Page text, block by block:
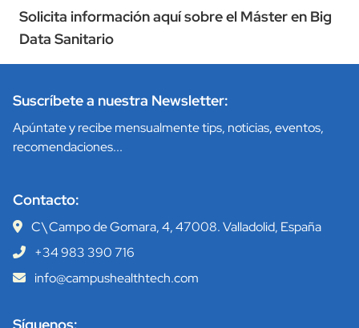
Solicita información aquí sobre el Máster en Big
Data Sanitario
Suscríbete a nuestra Newsletter:
Apúntate y recibe mensualmente tips, noticias, eventos,
recomendaciones...
Contacto:
C\ Campo de Gomara, 4, 47008. Valladolid, España
+34 983 390 716
info@campushealthtech.com